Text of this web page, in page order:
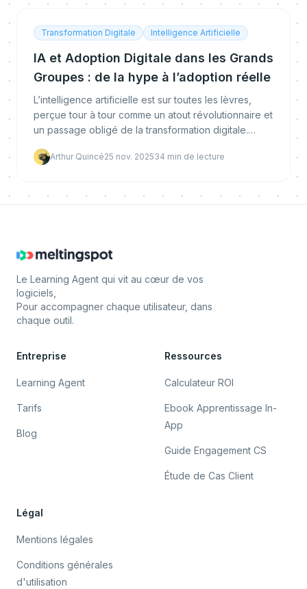
Transformation Digitale Intelligence Artificielle
IA et Adoption Digitale dans les Grands
Groupes : de la hype à l’adoption réelle
L’intelligence artificielle est sur toutes les lèvres,
perçue tour à tour comme un atout révolutionnaire et
un passage obligé de la transformation digitale.
Arthur Quincé25 nov. 202534 min de lecture
Le Learning Agent qui vit au cœur de vos
logiciels,
Pour accompagner chaque utilisateur, dans
chaque outil.
Entreprise
Learning Agent
Tarifs
Blog
Ressources
Calculateur ROI
Ebook Apprentissage In-
App
Guide Engagement CS
Étude de Cas Client
Légal
Mentions légales
Conditions générales
d'utilisation